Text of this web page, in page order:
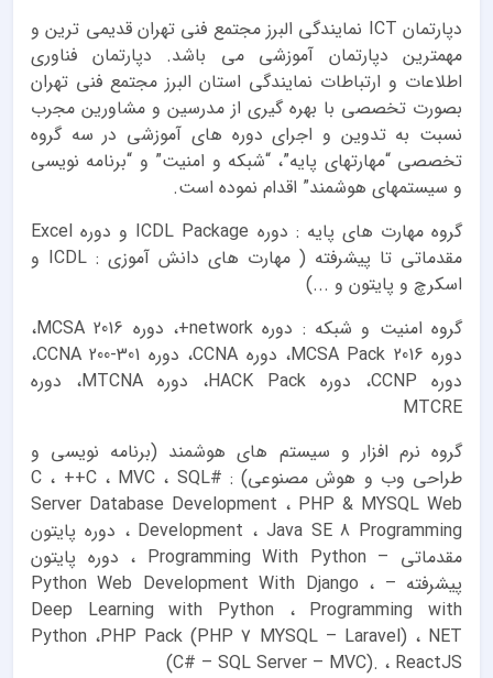
دپارتمان ICT نمایندگی البرز مجتمع فنی تهران قدیمی ترین و
مهمترین دپارتمان آموزشی می باشد. دپارتمان فناوری
اطلاعات و ارتباطات نمایندگی استان البرز مجتمع فنی تهران
بصورت تخصصی با بهره گیری از مدرسین و مشاورین مجرب
نسبت به تدوین و اجرای دوره های آموزشی در سه گروه
تخصصی “مهارتهای پایه”، “شبکه و امنیت” و “برنامه نویسی
و سیستمهای هوشمند” اقدام نموده است.
گروه مهارت های پایه : دوره ICDL Package و دوره Excel
مقدماتی تا پیشرفته ( مهارت های دانش آموزی : ICDL و
اسکرچ و پایتون و ...)
گروه امنیت و شبکه : دوره network+، دوره MCSA 2016،
دوره MCSA Pack 2016، دوره CCNA، دوره CCNA 200-301،
دوره CCNP، دوره HACK Pack، دوره MTCNA، دوره
MTCRE
گروه نرم افزار و سیستم های هوشمند (برنامه نویسی و
طراحی وب و هوش مصنوعی) : #C ، ++C ، MVC ، SQL
Server Database Development ، PHP & MYSQL Web
Development ، Java SE 8 Programming ، دوره پایتون
مقدماتی – Programming With Python ، دوره پایتون
پیشرفته – Python Web Development With Django ،
Deep Learning with Python ، Programming with
Python ،PHP Pack (PHP 7 MYSQL – Laravel) ، NET
(C# – SQL Server – MVC). ، ReactJS